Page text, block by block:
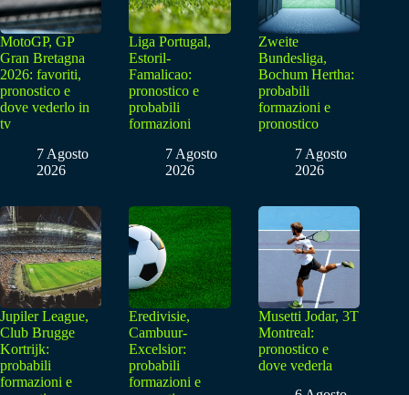
MotoGP, GP
Gran Bretagna
2026: favoriti,
pronostico e
dove vederlo in
tv
7 Agosto
2026
Liga Portugal,
Estoril-
Famalicao:
pronostico e
probabili
formazioni
7 Agosto
2026
Zweite
Bundesliga,
Bochum Hertha:
probabili
formazioni e
pronostico
7 Agosto
2026
Jupiler League,
Club Brugge
Kortrijk:
probabili
formazioni e
Eredivisie,
Cambuur-
Excelsior:
probabili
formazioni e
Musetti Jodar, 3T
Montreal:
pronostico e
dove vederla